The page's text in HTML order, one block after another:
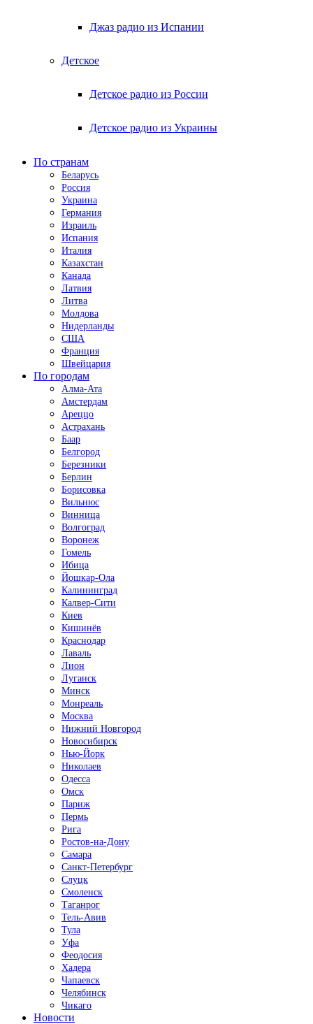
Джаз радио из Испании
Детское
Детское радио из России
Детское радио из Украины
По странам
Беларусь
Россия
Украина
Германия
Израиль
Испания
Италия
Казахстан
Канада
Латвия
Литва
Молдова
Нидерланды
США
Франция
Швейцария
По городам
Алма-Ата
Амстердам
Ареццо
Астрахань
Баар
Белгород
Березники
Берлин
Борисовка
Вильнюс
Винница
Волгоград
Воронеж
Гомель
Ибица
Йошкар-Ола
Калининград
Калвер-Сити
Киев
Кишинёв
Краснодар
Лаваль
Лион
Луганск
Минск
Монреаль
Москва
Нижний Новгород
Новосибирск
Нью-Йорк
Николаев
Одесса
Омск
Париж
Пермь
Рига
Ростов-на-Дону
Самара
Санкт-Петербург
Слуцк
Смоленск
Таганрог
Тель-Авив
Тула
Уфа
Феодосия
Хадера
Чапаевск
Челябинск
Чикаго
Новости